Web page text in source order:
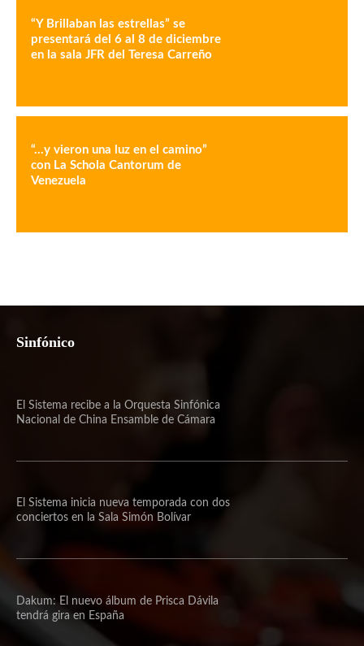
“Y Brillaban las estrellas” se
presentará del 6 al 8 de diciembre
en la sala JFR del Teresa Carreño
“…y vieron una luz en el camino”
con La Schola Cantorum de
Venezuela
Sinfónico
El Sistema recibe a la Orquesta Sinfónica
Nacional de China Ensamble de Cámara
El Sistema inicia nueva temporada con dos
conciertos en la Sala Simón Bolívar
Dakum: El nuevo álbum de Prisca Dávila
tendrá gira en España